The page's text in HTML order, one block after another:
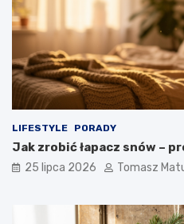
LIFESTYLE PORADY
Jak zrobić łapacz snów –
25 lipca 2026 Tomasz